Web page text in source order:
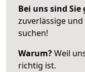
Bei uns sind
zuverlässige
suchen!
Warum?Weil
richtig ist.